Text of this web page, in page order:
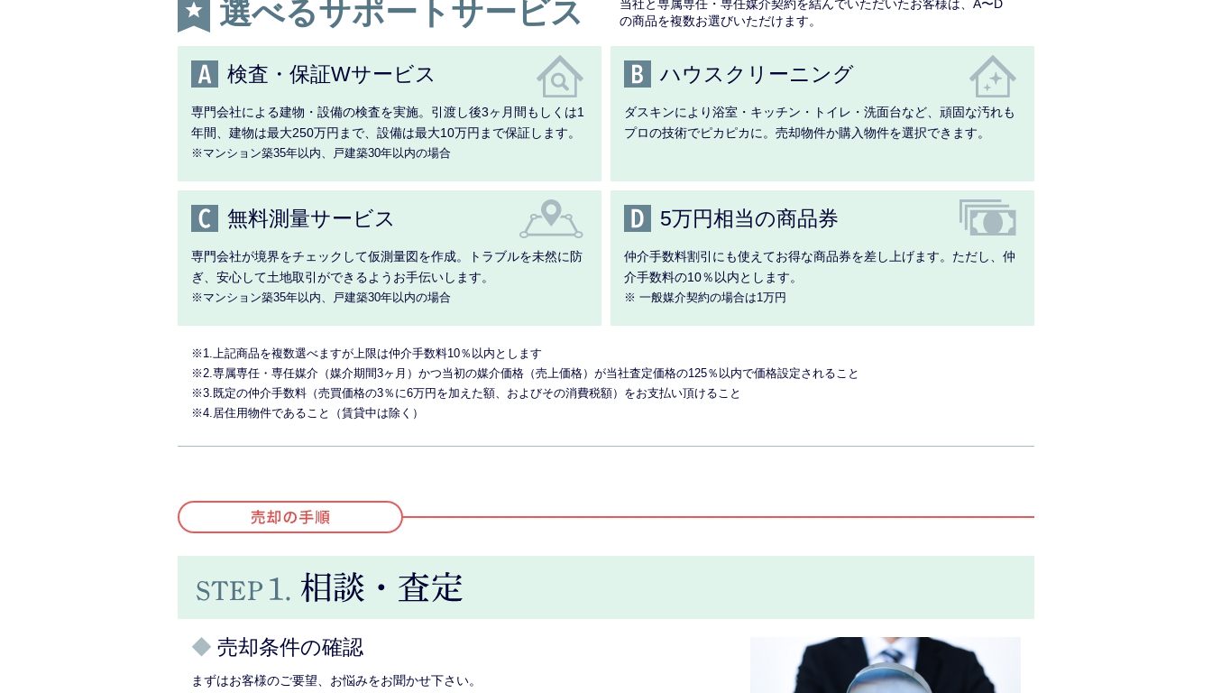
選べるサポートサービス
当社と専属専任・専任媒介契約を結んでいただいたお客様は、A〜D
の商品を複数お選びいただけます。
検査・保証Wサービス
専門会社による建物・設備の検査を実施。引渡し後3ヶ月間もしくは1
年間、建物は最大250万円まで、設備は最大10万円まで保証します。
※マンション築35年以内、戸建築30年以内の場合
ハウスクリーニング
ダスキンにより浴室・キッチン・トイレ・洗面台など、頑固な汚れも
プロの技術でピカピカに。売却物件か購入物件を選択できます。
無料測量サービス
専門会社が境界をチェックして仮測量図を作成。トラブルを未然に防
ぎ、安心して土地取引ができるようお手伝いします。
※マンション築35年以内、戸建築30年以内の場合
5万円相当の商品券
仲介手数料割引にも使えてお得な商品券を差し上げます。ただし、仲
介手数料の10％以内とします。
※ 一般媒介契約の場合は1万円
※1.上記商品を複数選べますが上限は仲介手数料10％以内とします
※2.専属専任・専任媒介（媒介期間3ヶ月）かつ当初の媒介価格（売上価格）が当社査定価格の125％以内で価格設定されること
※3.既定の仲介手数料（売買価格の3％に6万円を加えた額、およびその消費税額）をお支払い頂けること
※4.居住用物件であること（賃貸中は除く）
◆ 売却条件の確認
まずはお客様のご要望、お悩みをお聞かせ下さい。